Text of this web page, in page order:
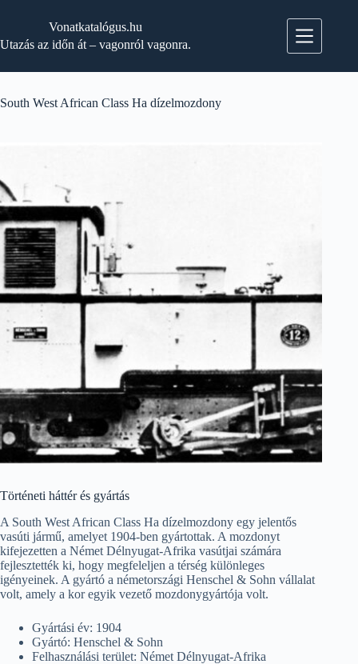
Vonatkatalógus.hu
Utazás az időn át – vagonról vagonra.
South West African Class Ha dízelmozdony
Történeti háttér és gyártás
A South West African Class Ha dízelmozdony egy jelentős
vasúti jármű, amelyet 1904-ben gyártottak. A mozdonyt
kifejezetten a Német Délnyugat-Afrika vasútjai számára
fejlesztették ki, hogy megfeleljen a térség különleges
igényeinek. A gyártó a németországi Henschel & Sohn vállalat
volt, amely a kor egyik vezető mozdonygyártója volt.
Gyártási év: 1904
Gyártó: Henschel & Sohn
Felhasználási terület: Német Délnyugat-Afrika